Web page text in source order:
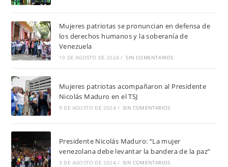
Mujeres patriotas se pronuncian en defensa de
los derechos humanos y la soberanía de
Venezuela
10 DE AGOSTO DE 2024 / SIN COMENTARIOS
Mujeres patriotas acompañaron al Presidente
Nicolás Maduro en el TSJ
9 DE AGOSTO DE 2024 / SIN COMENTARIOS
Presidente Nicolás Maduro: “La mujer
venezolana debe levantar la bandera de la paz”
3 DE AGOSTO DE 2024 / SIN COMENTARIOS